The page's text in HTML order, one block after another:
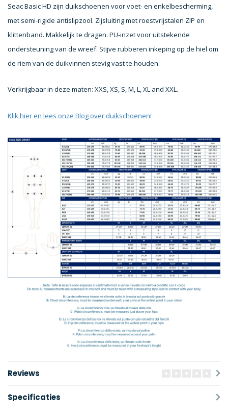
Seac Basic HD zijn duikschoenen voor voet- en enkelbescherming,
met semi-rigide antislipzool. Zijsluiting met roestvrijstalen ZIP en
klittenband. Makkelijk te dragen. PU-inzet voor uitstekende
ondersteuning van de wreef. Stijve rubberen inkeping op de hiel om
de riem van de duikvinnen stevig vast te houden.
Verkrijgbaar in deze maten: XXS, XS, S, M, L, XL and XXL.
Klik hier en lees onze Blog over duikschoenen!
Reviews
Specificaties